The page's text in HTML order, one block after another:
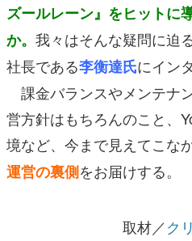
ズールレーン』をヒットに
か。 我々はそんな疑問に迫
社長である李衡達氏にイン
課金バランスやメンテナ
営方針はもちろんのこと、
境など、今まで見えてこな
運営の裏側をお届けする。
取材／ク